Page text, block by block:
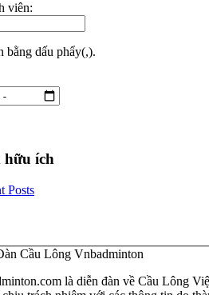
viên:
bằng dấu phẩy(,).
hữu ích
Posts
Cầu Lông Vnbadminton
là diễn đàn về Cầu Lông